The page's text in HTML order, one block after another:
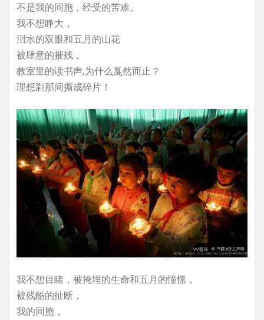
不是我的同胞，经受的苦难。
我不想睁大，
泪水的双眼和五月的山花
被肆意的摧残，
教室里的读书声,为什么戛然而止？
理想刹那间撕成碎片！
我不想目睹，被掩埋的生命和五月的憧憬，
被残酷的扯断，
我的同胞，